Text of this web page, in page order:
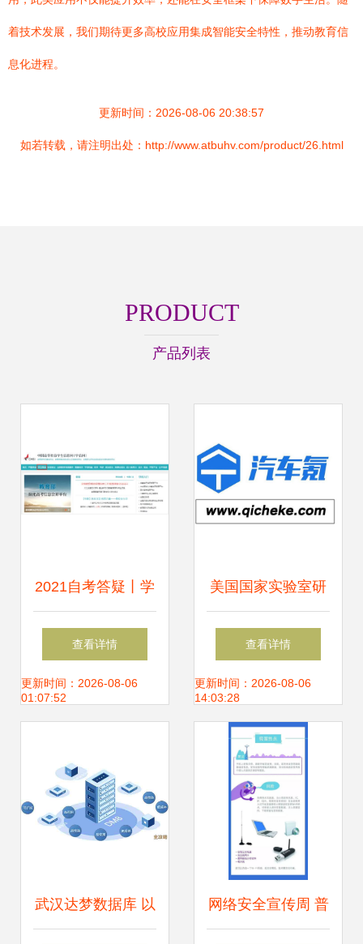
着技术发展，我们期待更多高校应用集成智能安全特性，推动教育信
息化进程。
更新时间：2026-08-06 20:38:57
如若转载，请注明出处：http://www.atbuhv.com/product/26.html
PRODUCT
产品列表
2021自考答疑丨学
信网查不到学历信
息，难道是假的？
件开发专业详解
查看详情
更新时间：2026-08-06
01:07:52
美国国家实验室研
发车辆网络安全原
型插件 构筑智能交
通的“数字防火墙”
查看详情
更新时间：2026-08-06
14:03:28
武汉达梦数据库 以 网络安全宣传周 普